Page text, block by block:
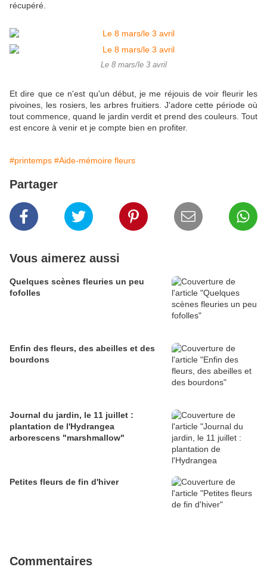
récupéré.
Le 8 mars/le 3 avril
Et dire que ce n'est qu'un début, je me réjouis de voir fleurir les
pivoines, les rosiers, les arbres fruitiers. J'adore cette période où
tout commence, quand le jardin verdit et prend des couleurs. Tout
est encore à venir et je compte bien en profiter.
#printemps #Aide-mémoire fleurs
Partager
Vous aimerez aussi
Quelques scènes fleuries un peu
fofolles
Enfin des fleurs, des abeilles et des
bourdons
Journal du jardin, le 11 juillet :
plantation de l'Hydrangea
arborescens "marshmallow"
Petites fleurs de fin d'hiver
Commentaires